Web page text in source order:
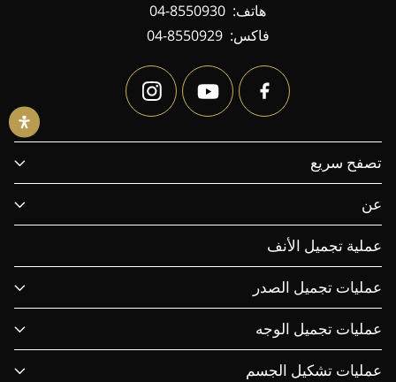
هاتف: 04-8550930
فاكس: 04-8550929
تصفح سريع
عن
عملية تجميل الأنف
عمليات تجميل الصدر
عمليات تجميل الوجه
عمليات تشكيل الجسم